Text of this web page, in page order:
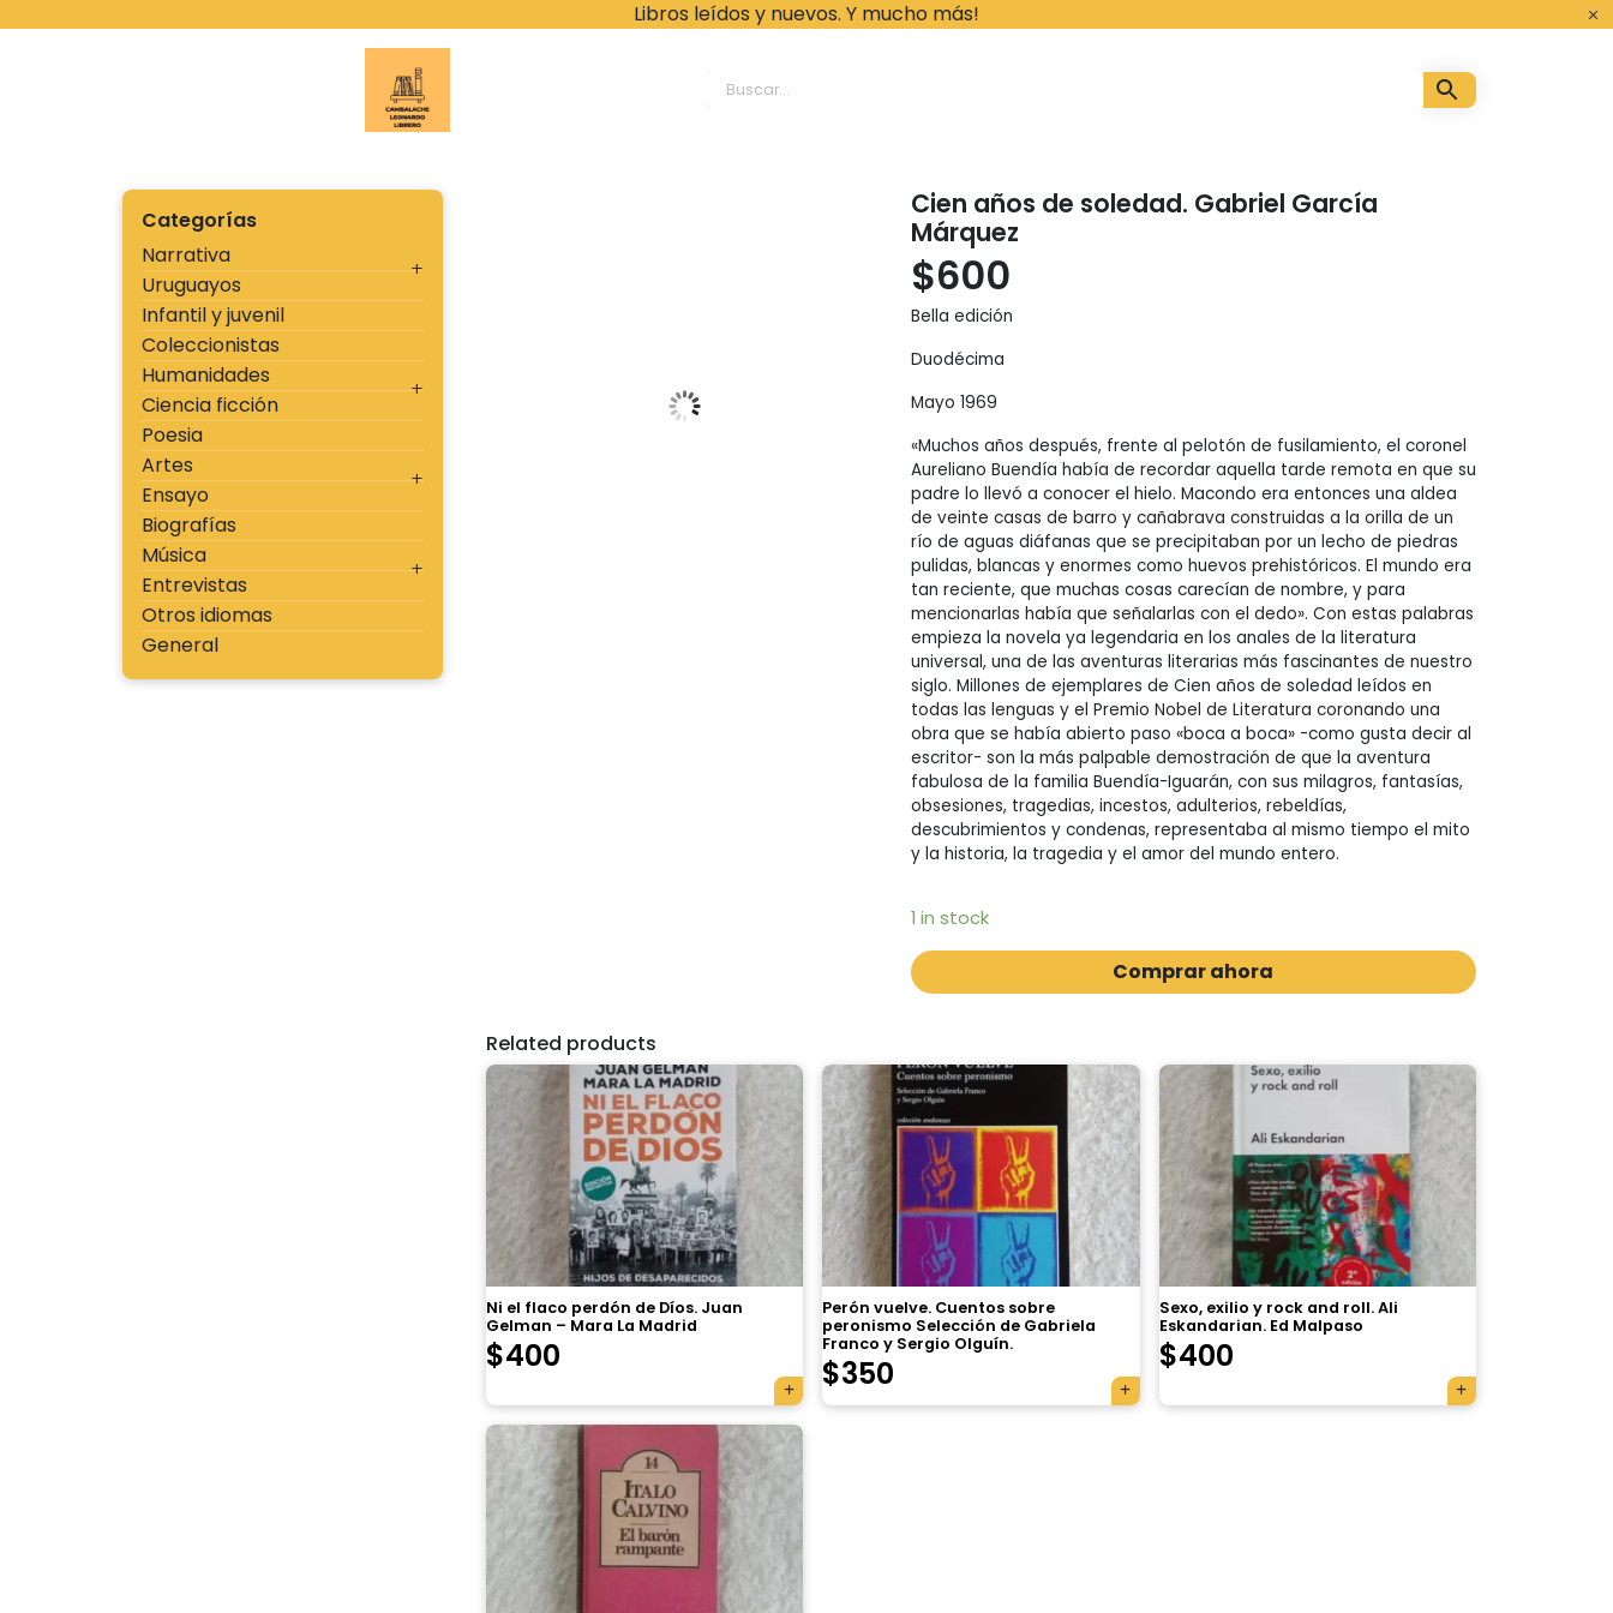
Libros leídos y nuevos. Y mucho más!
Categorías
Narrativa
Uruguayos
Infantil y juvenil
Coleccionistas
Humanidades
Ciencia ficción
Poesia
Artes
Ensayo
Biografías
Música
Entrevistas
Otros idiomas
General
Cien años de soledad. Gabriel García
Márquez
$600
Bella edición
Duodécima
Mayo 1969
«Muchos años después, frente al pelotón de fusilamiento, el coronel
Aureliano Buendía había de recordar aquella tarde remota en que su
padre lo llevó a conocer el hielo. Macondo era entonces una aldea
de veinte casas de barro y cañabrava construidas a la orilla de un
río de aguas diáfanas que se precipitaban por un lecho de piedras
pulidas, blancas y enormes como huevos prehistóricos. El mundo era
tan reciente, que muchas cosas carecían de nombre, y para
mencionarlas había que señalarlas con el dedo». Con estas palabras
empieza la novela ya legendaria en los anales de la literatura
universal, una de las aventuras literarias más fascinantes de nuestro
siglo. Millones de ejemplares de Cien años de soledad leídos en
todas las lenguas y el Premio Nobel de Literatura coronando una
obra que se había abierto paso «boca a boca» -como gusta decir al
escritor- son la más palpable demostración de que la aventura
fabulosa de la familia Buendía-Iguarán, con sus milagros, fantasías,
obsesiones, tragedias, incestos, adulterios, rebeldías,
descubrimientos y condenas, representaba al mismo tiempo el mito
y la historia, la tragedia y el amor del mundo entero.
1 in stock
Comprar ahora
Related products
Ni el flaco perdón de Díos. Juan
Gelman – Mara La Madrid
$400
Perón vuelve. Cuentos sobre
peronismo Selección de Gabriela
Franco y Sergio Olguín.
$350
Sexo, exilio y rock and roll. Ali
Eskandarian. Ed Malpaso
$400